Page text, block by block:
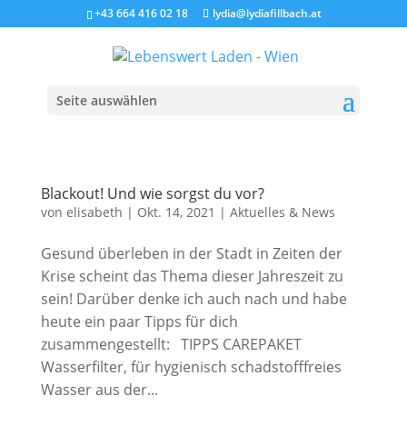
+43 664 416 02 18 lydia@lydiafillbach.at
Seite auswählen
Blackout! Und wie sorgst du vor?
von elisabeth | Okt. 14, 2021 | Aktuelles & News
Gesund überleben in der Stadt in Zeiten der
Krise scheint das Thema dieser Jahreszeit zu
sein! Darüber denke ich auch nach und habe
heute ein paar Tipps für dich
zusammengestellt: TIPPS CAREPAKET
Wasserfilter, für hygienisch schadstofffreies
Wasser aus der...